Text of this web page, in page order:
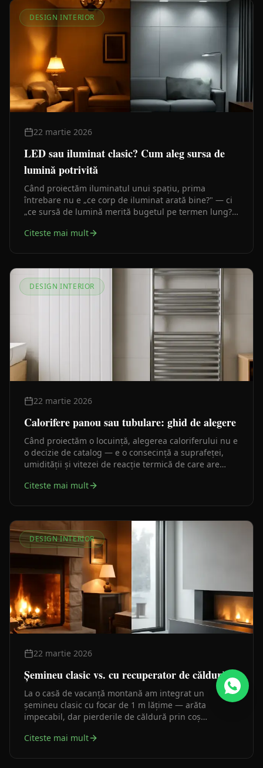
DESIGN INTERIOR
22 martie 2026
LED sau iluminat clasic? Cum aleg sursa de
lumină potrivită
Când proiectăm iluminatul unui spațiu, prima
întrebare nu e „ce corp de iluminat arată bine?" — ci
„ce sursă de lumină merită bugetul pe termen lung?".
analizez mai jos.
Citeste mai mult
DESIGN INTERIOR
22 martie 2026
Calorifere panou sau tubulare: ghid de alegere
Când proiectăm o locuință, alegerea caloriferului nu e
o decizie de catalog — e o consecință a suprafeței,
umidității și vitezei de reacție termică de care are
alegere.
Citeste mai mult
DESIGN INTERIOR
22 martie 2026
Șemineu clasic vs. cu recuperator de căldură
La o casă de vacanță montană am integrat un
șemineu clasic cu focar de 1 m lățime — arăta
impecabil, dar pierderile de căldură prin coș
proiect ulterior, o locuință pasivă, am ales
Citeste mai mult